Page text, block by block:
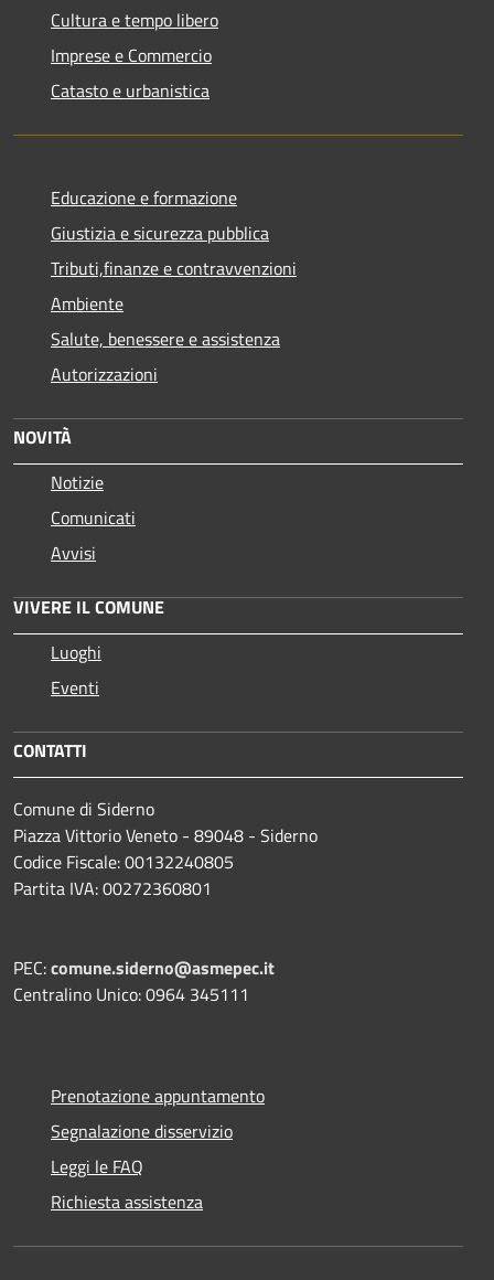
Cultura e tempo libero
Imprese e Commercio
Catasto e urbanistica
Educazione e formazione
Giustizia e sicurezza pubblica
Tributi,finanze e contravvenzioni
Ambiente
Salute, benessere e assistenza
Autorizzazioni
NOVITÀ
Notizie
Comunicati
Avvisi
VIVERE IL COMUNE
Luoghi
Eventi
CONTATTI
Comune di Siderno
Piazza Vittorio Veneto - 89048 - Siderno
Codice Fiscale: 00132240805
Partita IVA: 00272360801
PEC:comune.siderno@asmepec.it
Centralino Unico: 0964 345111
Prenotazione appuntamento
Segnalazione disservizio
Leggi le FAQ
Richiesta assistenza